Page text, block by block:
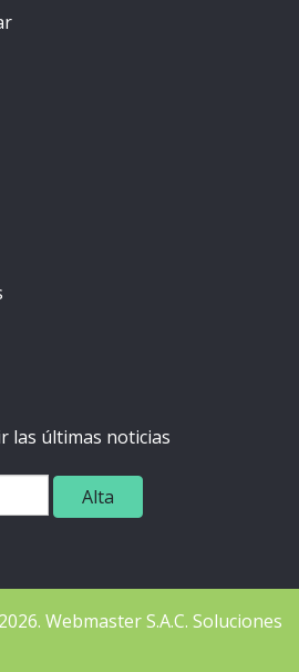
las últimas noticias
WebmasterS.A.C. Soluciones